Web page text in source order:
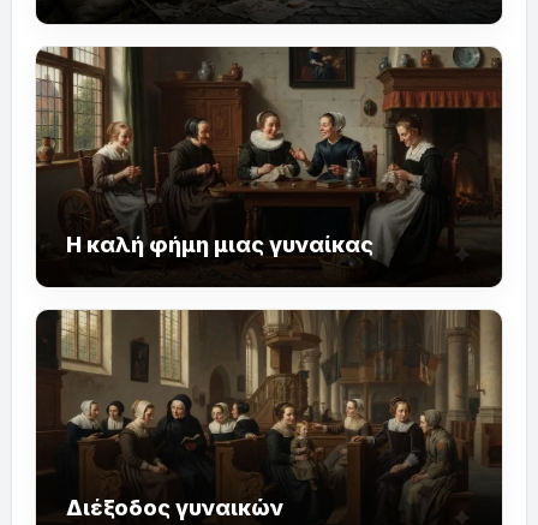
Η καλή φήμη μιας γυναίκας
Διέξοδος γυναικών